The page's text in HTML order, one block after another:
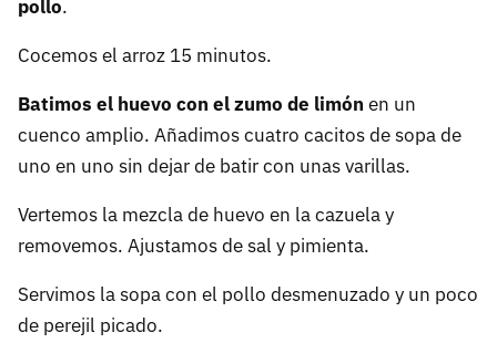
pollo.
Cocemos el arroz 15 minutos.
Batimos el huevo con el zumo de limón en un
cuenco amplio. Añadimos cuatro cacitos de sopa de
uno en uno sin dejar de batir con unas varillas.
Vertemos la mezcla de huevo en la cazuela y
removemos. Ajustamos de sal y pimienta.
Servimos la sopa con el pollo desmenuzado y un poco
de perejil picado.